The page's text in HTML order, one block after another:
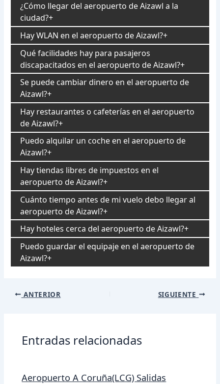
¿Cómo llegar del aeropuerto de Aizawl a la
ciudad?
Hay WLAN en el aeropuerto de Aizawl?
Qué facilidades hay para pasajeros
discapacitados en el aeropuerto de Aizawl?
Se puede cambiar dinero en el aeropuerto de
Aizawl?
Hay restaurantes o cafeterías en el aeropuerto
de Aizawl?
Puedo alquilar un coche en el aeropuerto de
Aizawl?
Hay tiendas libres de impuestos en el
aeropuerto de Aizawl?
Cuánto tiempo antes de mi vuelo debo llegar al
aeropuerto de Aizawl?
Hay hoteles cerca del aeropuerto de Aizawl?
Puedo guardar el equipaje en el aeropuerto de
Aizawl?
Navegación
ANTERIOR SIGUIENTE
Entradas relacionadas
Aeropuerto A Coruña(LCG) Salidas